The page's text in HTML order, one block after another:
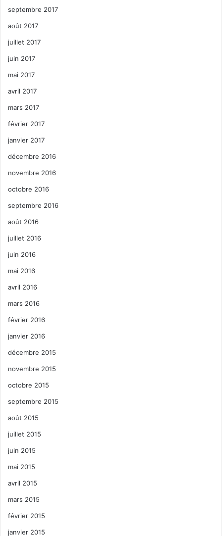
septembre 2017
août 2017
juillet 2017
juin 2017
mai 2017
avril 2017
mars 2017
février 2017
janvier 2017
décembre 2016
novembre 2016
octobre 2016
septembre 2016
août 2016
juillet 2016
juin 2016
mai 2016
avril 2016
mars 2016
février 2016
janvier 2016
décembre 2015
novembre 2015
octobre 2015
septembre 2015
août 2015
juillet 2015
juin 2015
mai 2015
avril 2015
mars 2015
février 2015
janvier 2015